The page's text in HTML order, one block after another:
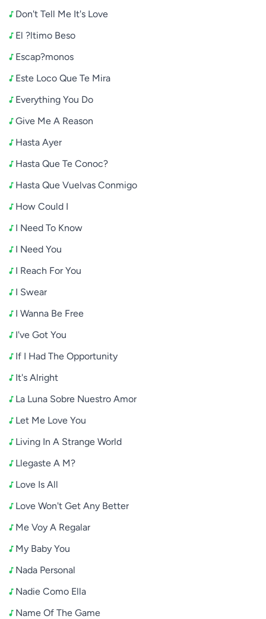
Don't Tell Me It's Love
El ?ltimo Beso
Escap?monos
Este Loco Que Te Mira
Everything You Do
Give Me A Reason
Hasta Ayer
Hasta Que Te Conoc?
Hasta Que Vuelvas Conmigo
How Could I
I Need To Know
I Need You
I Reach For You
I Swear
I Wanna Be Free
I've Got You
If I Had The Opportunity
It's Alright
La Luna Sobre Nuestro Amor
Let Me Love You
Living In A Strange World
Llegaste A M?
Love Is All
Love Won't Get Any Better
Me Voy A Regalar
My Baby You
Nada Personal
Nadie Como Ella
Name Of The Game